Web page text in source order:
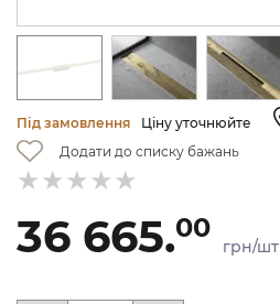
Під замовлення
Ціну уточнюйте
Додати до списку бажань
36 665.00
грн/шт